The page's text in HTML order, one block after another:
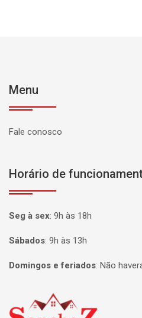
Menu
Fale conosco
Horário de
Seg à sex: 9h às 18h
Sábados: 9h às 13h
Domingos e feriados: Não
Página inicial